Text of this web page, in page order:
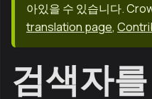
아있을 수 있습니다.
translation page,
검색자